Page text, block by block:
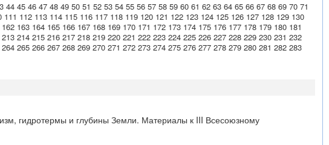
44 45 46 47 48 49 50 51 52 53 54 55 56 57 58 59 60 61 62 63 64 65 66 67 68 69 70 71
111 112 113 114 115 116 117 118 119 120 121 122 123 124 125 126 127 128 129 130
162 163 164 165 166 167 168 169 170 171 172 173 174 175 176 177 178 179 180 181
213 214 215 216 217 218 219 220 221 222 223 224 225 226 227 228 229 230 231 232
264 265 266 267 268 269 270 271 272 273 274 275 276 277 278 279 280 281 282 283
гидротермы и глубины Земли. Материалы к III Всесоюзному